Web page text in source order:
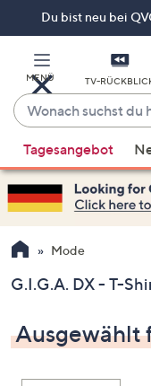
Du bist neu bei
MENÜ TV-
Wonach
suchst
du
heute?
Vorschläge
verfügbar
sind,
verwenden
Sie
Pfeiltasten
oben
und
nach
Tagesangebot
Mode
G.I.G.A. DX - T-
Ausgewählt